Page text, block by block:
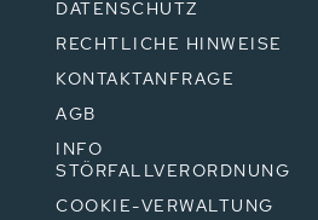
DATENSCHUTZ
RECHTLICHE HINWEISE
KONTAKTANFRAGE
AGB
INFO
STÖRFALLVERORDNUNG
COOKIE-VERWALTUNG